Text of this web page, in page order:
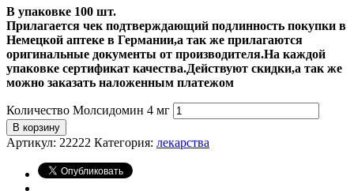
В упаковке 100 шт.
Прилагается чек подтверждающий подлинность покупки в
Немецкой аптеке в Германии,а так же прилагаются
оригинальные документы от производителя.На каждой
упаковке сертификат качества.Действуют скидки,а так же
можно заказать наложенным платежом
Количество Молсидомин 4 мг
В корзину
Артикул: 22222 Категория: лекарства